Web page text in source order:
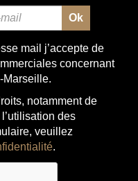
mail j’accepte de
concernant
Marseille.
notamment de
des
veuillez
.
Ok